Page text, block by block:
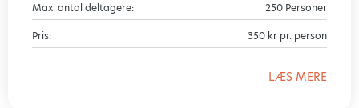
Max. antal deltagere: 250 Personer
Pris: 350 kr pr. person
LÆS MERE